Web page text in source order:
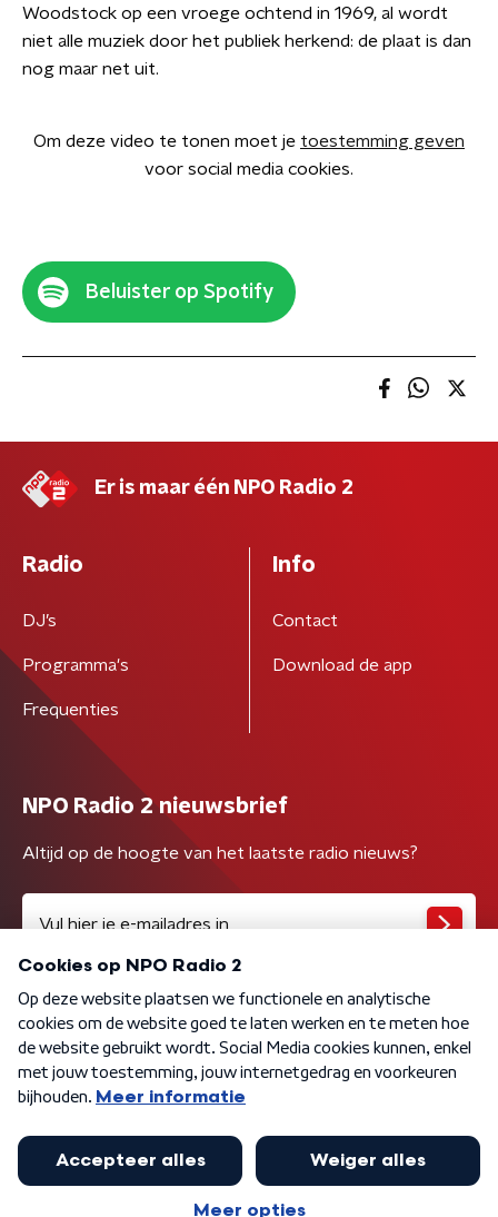
Woodstock op een vroege ochtend in 1969, al wordt
niet alle muziek door het publiek herkend: de plaat is dan
nog maar net uit.
Om deze video te tonen moet je toestemming geven
voor social media cookies.
Beluister op Spotify
Er is maar één NPO Radio 2
Radio
DJ’s
Programma's
Frequenties
Info
Contact
Download de app
NPO Radio 2 nieuwsbrief
Altijd op de hoogte van het laatste radio nieuws?
Algemene voorwaarden